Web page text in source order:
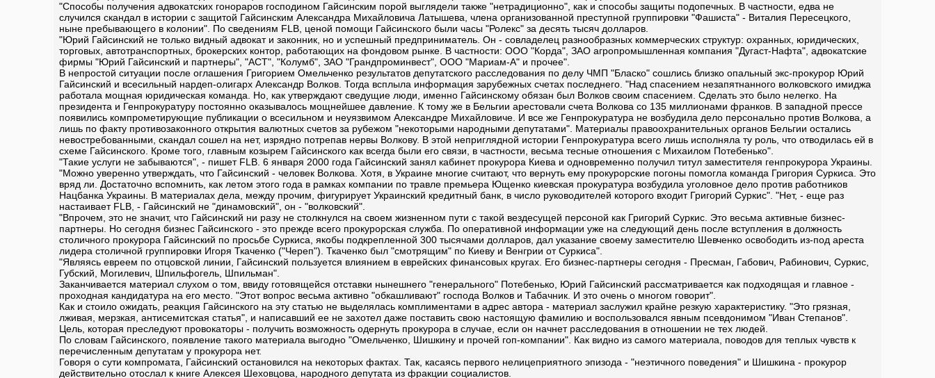
"Способы получения адвокатских гонораров господином Гайсинским порой выглядели также "нетрадиционно", как и способы защиты подопечных. В частности, едва не
случился скандал в истории с защитой Гайсинским Александра Михайловича Латышева, члена организованной преступной группировки "Фашиста" - Виталия Пересецкого,
ныне пребывающего в колонии". По сведениям FLB, ценой помощи Гайсинского были часы "Ролекс" за десять тысяч долларов.
"Юрий Гайсинский не только видный адвокат и законник, но и успешный предприниматель. Он - совладелец разнообразных коммерческих структур: охранных, юридических,
торговых, автотранспортных, брокерских контор, работающих на фондовом рынке. В частности: ООО "Корда", ЗАО агропромышленная компания "Дугаст-Нафта", адвокатские
фирмы "Юрий Гайсинский и партнеры", "АСТ", "Колумб", ЗАО "Грандпроминвест", ООО "Мариам-А" и прочее".
В непростой ситуации после оглашения Григорием Омельченко результатов депутатского расследования по делу ЧМП "Бласко" сошлись близко опальный экс-прокурор Юрий
Гайсинский и всесильный нардеп-олигарх Александр Волков. Тогда всплыла информация зарубежных счетах последнего. "Над спасением незапятнанного волковского имиджа
работала мощная юридическая команда. Но, как утверждают сведущие люди, именно Гайсинскому обязан был Волков своим спасением. Сделать это было нелегко. На
президента и Генпрокуратуру постоянно оказывалось мощнейшее давление. К тому же в Бельгии арестовали счета Волкова со 135 миллионами франков. В западной прессе
появились компрометирующие публикации о всесильном и неуязвимом Александре Михайловиче. И все же Генпрокуратура не возбудила дело персонально против Волкова, а
лишь по факту противозаконного открытия валютных счетов за рубежом "некоторыми народными депутатами". Материалы правоохранительных органов Бельгии остались
невостребованными, скандал сошел на нет, изрядно потрепав нервы Волкову. В этой неприглядной истории Генпрокуратура всего лишь исполняла ту роль, что отводилась ей в
схеме Гайсинского. Кроме того, главным козырем Гайсинского как всегда были его связи, в частности, весьма тесные отношения с Михаилом Потебенько".
"Такие услуги не забываются", - пишет FLB. 6 января 2000 года Гайсинский занял кабинет прокурора Киева и одновременно получил титул заместителя генпрокурора Украины.
"Можно уверенно утверждать, что Гайсинский - человек Волкова. Хотя, в Украине многие считают, что вернуть ему прокурорские погоны помогла команда Григория Суркиса. Это
вряд ли. Достаточно вспомнить, как летом этого года в рамках компании по травле премьера Ющенко киевская прокуратура возбудила уголовное дело против работников
Нацбанка Украины. В материалах дела, между прочим, фигурирует Украинский кредитный банк, в число руководителей которого входит Григорий Суркис". "Нет, - еще раз
настаивает FLB, - Гайсинский не "динамовский", он - "волковский".
"Впрочем, это не значит, что Гайсинский ни разу не столкнулся на своем жизненном пути с такой вездесущей персоной как Григорий Суркис. Это весьма активные бизнес-
партнеры. Но сегодня бизнес Гайсинского - это прежде всего прокурорская служба. По оперативной информации уже на следующий день после вступления в должность
столичного прокурора Гайсинский по просьбе Суркиса, якобы подкрепленной 300 тысячами долларов, дал указание своему заместителю Шевченко освободить из-под ареста
лидера столичной группировки Игоря Ткаченко ("Череп"). Ткаченко был "смотрящим" по Киеву и Венгрии от Суркиса".
"Являясь евреем по отцовской линии, Гайсинский пользуется влиянием в еврейских финансовых кругах. Его бизнес-партнеры сегодня - Пресман, Габович, Рабинович, Суркис,
Губский, Могилевич, Шпильфогель, Шпильман".
Заканчивается материал слухом о том, ввиду готовящейся отставки нынешнего "генерального" Потебенько, Юрий Гайсинский рассматривается как подходящая и главное -
проходная кандидатура на его место. "Этот вопрос весьма активно "обкашливают" господа Волков и Табачник. И это очень о многом говорит".
Как и стоило ожидать, реакция Гайсинского на эту статью не выделялась комплиментами в адрес автора - материал заслужил крайне резкую характеристику. "Это грязная,
лживая, мерзкая, антисемитская статья", и написавший ее не захотел даже поставить свою настоящую фамилию и воспользовался явным псевдонимом "Иван Степанов".
Цель, которая преследуют провокаторы - получить возможность одернуть прокурора в случае, если он начнет расследования в отношении не тех людей.
По словам Гайсинского, появление такого материала выгодно "Омельченко, Шишкину и прочей гоп-компании". Как видно из самого материала, поводов для теплых чувств к
перечисленным депутатам у прокурора нет.
Говоря о сути компромата, Гайсинский остановился на некоторых фактах. Так, касаясь первого нелицеприятного эпизода - "неэтичного поведения" и Шишкина - прокурор
действительно отослал к книге Алексея Шеховцова, народного депутата из фракции социалистов.